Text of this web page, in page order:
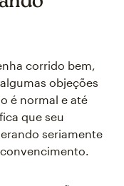
corrido bem,
objeções
é normal e até
que seu
seriamente